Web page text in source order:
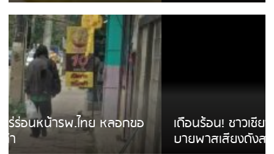
เดือนร้อน! ชาวเชียงรายบ่นรถ Isuzu สีขาวซิ่ง
บายพาสเสียงดังสร้างความรำคาญ